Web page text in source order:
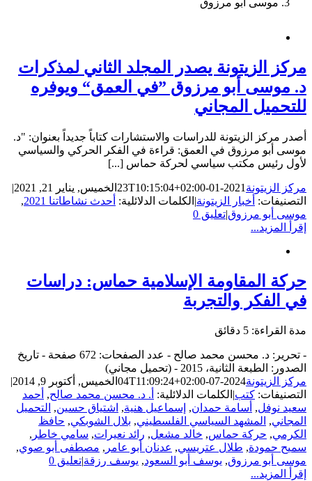
مركز الزيتونة يصدر المجلد الثاني لمذكرات
د. موسى أبو مرزوق ”في العمق“ ويوفره
للتحميل المجاني
أصدر مركز الزيتونة للدراسات والاستشارات كتاباً جديداً بعنوان: "د.
موسى أبو مرزوق في العمق: قراءة في الفكر الحركي والسياسي
لأول رئيس مكتب سياسي لحركة حماس [...]
مركز الزيتونة 2021-01-23T10:15:04+02:00 الخميس, يناير 21, 2021
|
التصنيفات: أخبار الزيتونة| الكلمات الدلائلية: أحدث نشاطاتنا 2021
,
موسى أبو مرزوق|تعليق 0
إقرأ المزيد...
حركة المقاومة الإسلامية حماس: دراسات
في الفكر والتجربة
مدة القراءة: 5 دقائق
- تحرير: د. محسن محمد صالح - عدد الصفحات: 672 صفحة - تاريخ
الصدور: الطبعة الثانية، 2015 - (تحميل مجاني)
مركز الزيتونة2024-07-04T11:09:24+02:00 الخميس, أكتوبر 9, 2014
|
التصنيفات: كتب| الكلمات الدلائلية: أ. د. محسن محمد صالح, أحمد
سعيد نوفل, أسامة حمدان, إسماعيل هنية, اشتياق حسين, التحميل
المجاني, المشهد السياسي الفلسطيني, بلال الشوبكي, حافظ
الكرمي, حركة حماس, خالد مشعل, رائد نعيرات, سامي خاطر ,
سميح حمودة, طلال عتريسي, عدنان أبو عامر , مصطفى أبو صوي,
موسى أبو مرزوق, يوسف أبو السعود, يوسف رزقة|تعليق 0
إقرأ المزيد...